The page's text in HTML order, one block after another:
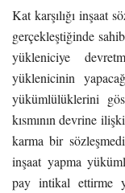
Kat karşılığı inşaat
gerçekleştiğinde
yükleniciye
yüklenicinin
yükümlülüklerini
kısmının devrine
karma bir
inşaat yapma
pay intikal ettirme